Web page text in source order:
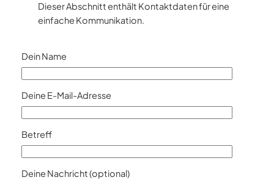
Dieser Abschnitt enthält Kontaktdaten für eine
einfache Kommunikation.
Dein Name
Deine E-Mail-Adresse
Betreff
Deine Nachricht (optional)